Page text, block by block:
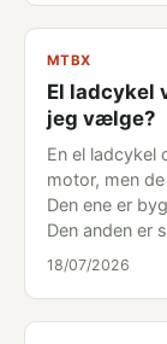
MTBX
El ladcykel
jeg vælge?
En el ladcykel
motor, men
Den ene er
Den anden er
18/07/2026